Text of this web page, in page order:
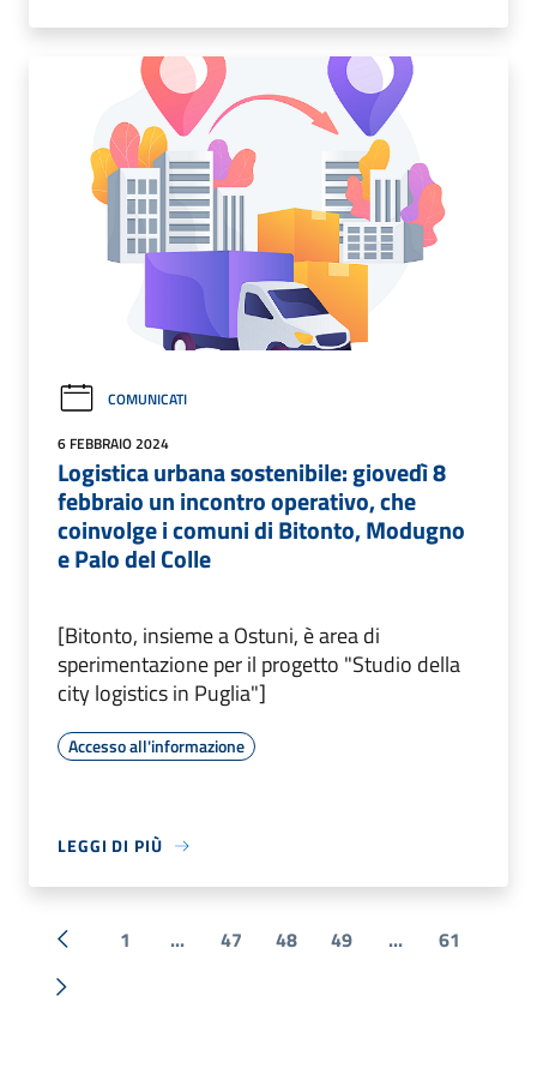
COMUNICATI
6 FEBBRAIO 2024
Logistica urbana sostenibile: giovedì 8
febbraio un incontro operativo, che
coinvolge i comuni di Bitonto, Modugno
e Palo del Colle
[Bitonto, insieme a Ostuni, è area di
sperimentazione per il progetto "Studio della
city logistics in Puglia"]
Accesso all'informazione
LEGGI DI PIÙ
« Precedente
1 ... 47 48 49 ... 61
Successiva »